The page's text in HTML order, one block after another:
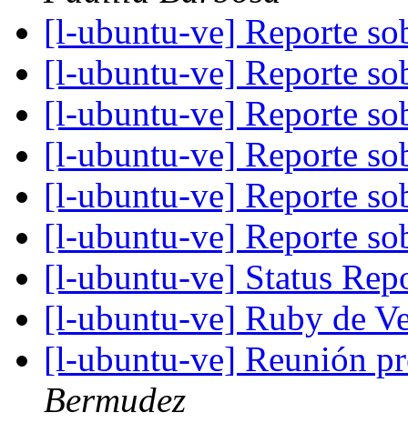
[l-ubuntu-ve] Reporte
[l-ubuntu-ve] Reporte
[l-ubuntu-ve] Reporte
[l-ubuntu-ve] Reporte
[l-ubuntu-ve] Reporte
[l-ubuntu-ve] Reporte
[l-ubuntu-ve] Status
[l-ubuntu-ve] Ruby de
[l-ubuntu-ve] Reunión
Bermudez